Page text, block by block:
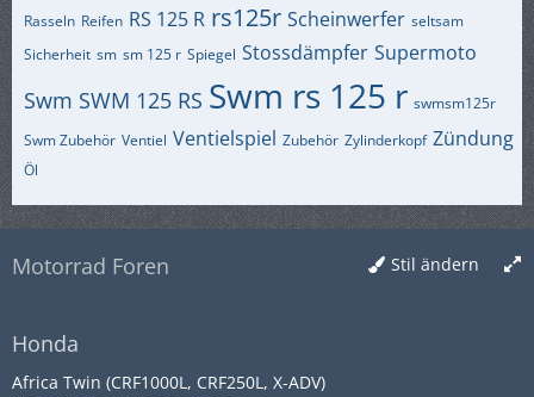
Rasseln Reifen RS 125 R rs125r Scheinwerfer seltsam
Sicherheit sm sm 125 r Spiegel Stossdämpfer Supermoto
Swm SWM 125 RS Swm rs 125 r swmsm125r
Swm Zubehör Ventiel Ventielspiel Zubehör Zylinderkopf Zündung
Öl
Stil ändern
Motorrad Foren
Honda
Africa Twin (CRF1000L, CRF250L, X-ADV)